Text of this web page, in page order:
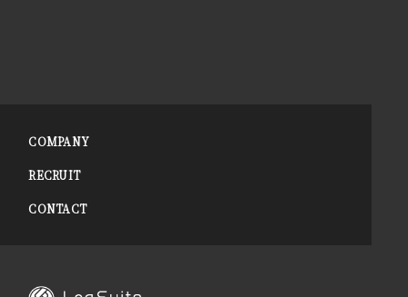
COMPANY
RECRUIT
CONTACT